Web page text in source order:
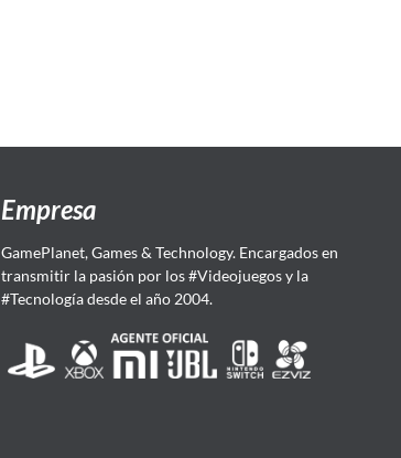
Empresa
GamePlanet, Games & Technology. Encargados en
transmitir la pasión por los #Videojuegos y la
#Tecnología desde el año 2004.